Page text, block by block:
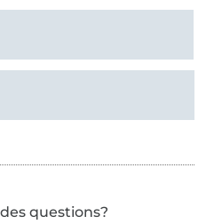
questions?